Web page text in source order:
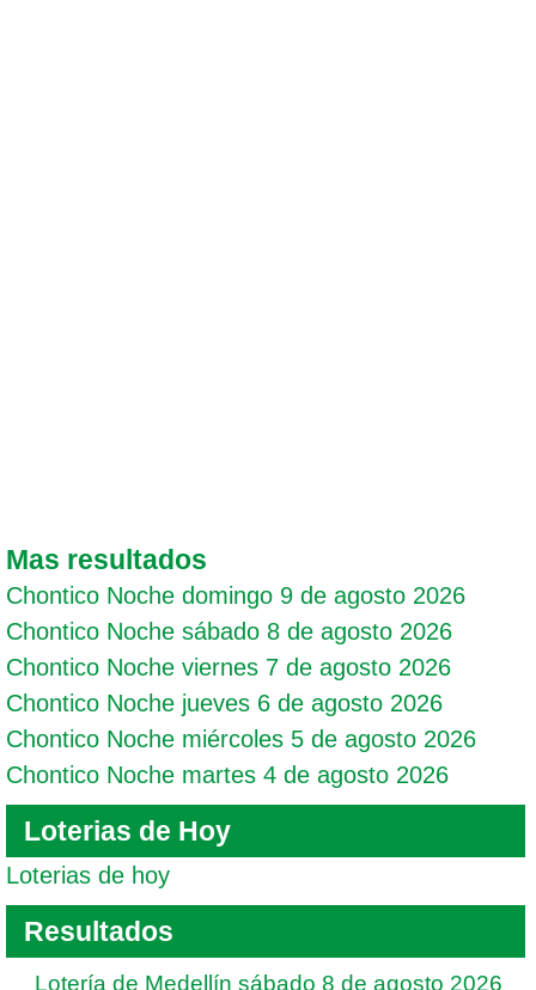
Mas resultados
Chontico Noche domingo 9 de agosto 2026
Chontico Noche sábado 8 de agosto 2026
Chontico Noche viernes 7 de agosto 2026
Chontico Noche jueves 6 de agosto 2026
Chontico Noche miércoles 5 de agosto 2026
Chontico Noche martes 4 de agosto 2026
Loterias de Hoy
Loterias de hoy
Resultados
Lotería de Medellín sábado 8 de agosto 2026